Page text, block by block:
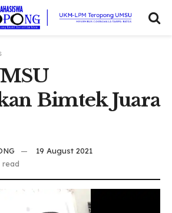
Bimtek Juara
19 August 2021
read